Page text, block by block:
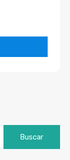
Buscar